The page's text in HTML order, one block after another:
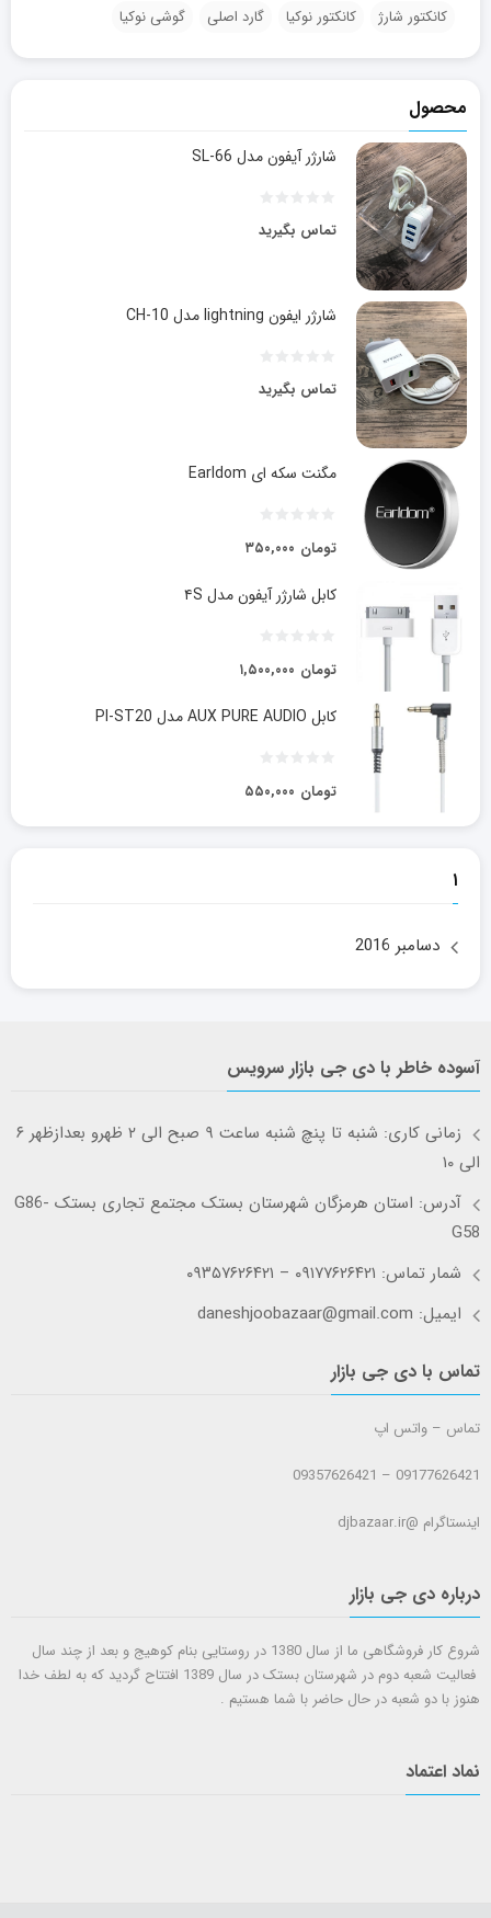
کانکتور شارژ
کانکتور نوکیا گارد اصلی گوشی نوکیا
محصول
شارژر آیفون مدل SL-66
تماس بگیرید
شارژر ایفون lightning مدل CH-10
تماس بگیرید
مگنت سکه ای Earldom
۳۵۰,۰۰۰ تومان
کابل شارژر آیفون مدل ۴S
۱,۵۰۰,۰۰۰ تومان
کابل AUX PURE AUDIO مدل PI-ST20
۵۵۰,۰۰۰ تومان
۱
دسامبر 2016
آسوده خاطر با دی جی بازار سرویس
زمانی کاری: شنبه تا پنچ شنبه ساعت ۹ صبح الی ۲ ظهرو بعدازظهر ۶
الی ۱۰
آدرس: استان هرمزگان شهرستان بستک مجتمع تجاری بستک G86-
G58
شمار تماس: ۰۹۱۷۷۶۲۶۴۲۱ – ۰۹۳۵۷۶۲۶۴۲۱
ایمیل: daneshjoobazaar@gmail.com
تماس با دی جی بازار
تماس – واتس اپ
09177626421 – 09357626421
اینستاگرام @djbazaar.ir
درباره دی جی بازار
شروع کار فروشگاهی ما از سال 1380 در روستایی بنام کوهیج و بعد از چند سال
فعالیت شعبه دوم در شهرستان بستک در سال 1389 افتتاح گردید که به لطف خدا
هنوز با دو شعبه در حال حاضر با شما هستيم .
نماد اعتماد